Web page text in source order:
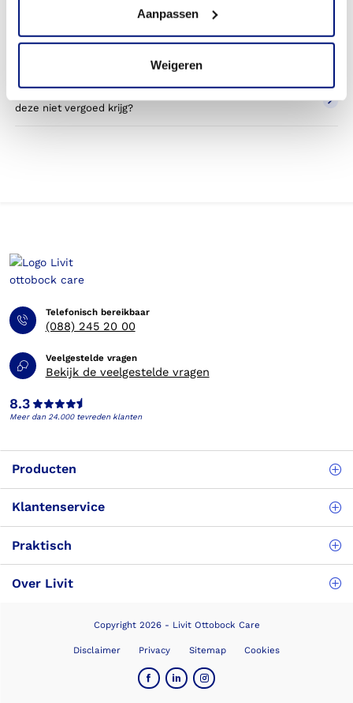
Aanpassen
Weigeren
Wordt een halsorthese die ik gebruik voor sporten betaald
Betaal ik een eigen bijdrage voor de halsorthese?
Kan ik op eigen kosten een orthese bestellen, wanneer ik
deze niet vergoed krijg?
Telefonisch bereikbaar
(088) 245 20 00
Veelgestelde vragen
Bekijk de veelgestelde vragen
8.3
Meer dan 24.000 tevreden klanten
Producten
Klantenservice
Praktisch
Over Livit
Copyright 2026 - Livit Ottobock Care
Disclaimer Privacy Sitemap Cookies